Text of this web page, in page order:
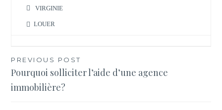
VIRGINIE
LOUER
Navigation
de
PREVIOUS POST
Pourquoi solliciter l’aide d’une agence
immobilière?